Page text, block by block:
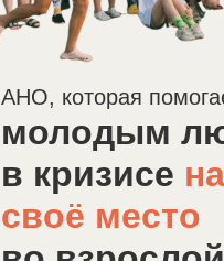
АНО, которая
молодым
в кризисе
своё место